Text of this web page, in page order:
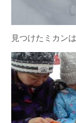
見つけたミカン